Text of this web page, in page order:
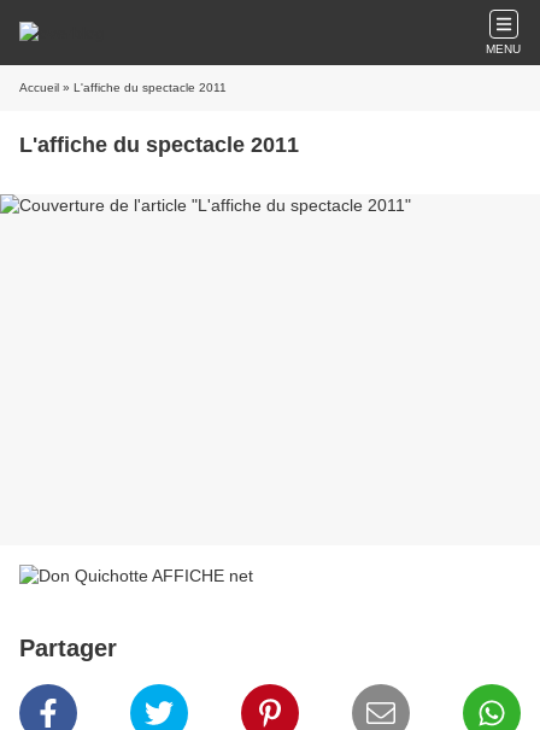
MENU
Accueil » L'affiche du spectacle 2011
L'affiche du spectacle 2011
Partager